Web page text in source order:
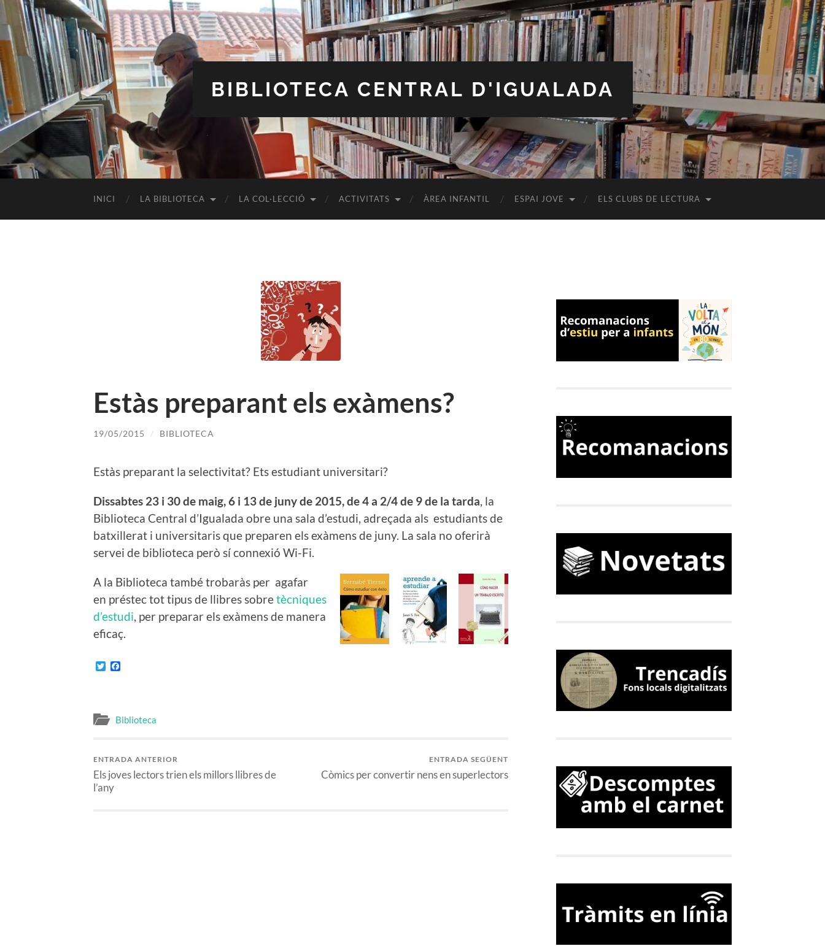
BIBLIOTECA CENTRAL D'IGUALADA
INICI LA BIBLIOTECA LA COL·LECCIÓ ACTIVITATS ÀREA INFANTIL ESPAI JOVE ELS CLUBS DE LECTURA
Estàs preparant els exàmens?
19/05/2015 / BIBLIOTECA
Estàs preparant la selectivitat? Ets estudiant universitari?
Dissabtes 23 i 30 de maig, 6 i 13 de juny de 2015, de 4 a 2/4 de 9 de la tarda, la
Biblioteca Central d’Igualada obre una sala d’estudi, adreçada als estudiants de
batxillerat i universitaris que preparen els exàmens de juny. La sala no oferirà
servei de biblioteca però sí connexió Wi-Fi.
A la Biblioteca també trobaràs per agafar
en préstec tot tipus de llibres sobretècniques
d’estudi, per preparar els exàmens de manera
eficaç.
Twitter
Biblioteca
ENTRADA ANTERIOR
Els joves lectors trien els millors llibres de
l’any
ENTRADA SEGÜENT
Còmics per convertir nens en superlectors